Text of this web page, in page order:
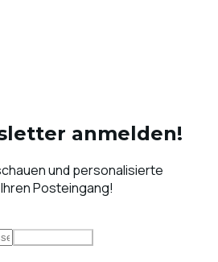
anmelden!
und personalisierte
Posteingang!